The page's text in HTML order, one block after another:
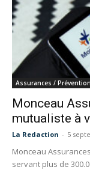
Assurances / Prévention
Monceau
mutualiste à
La Redaction - 5
Monceau
servant plus de